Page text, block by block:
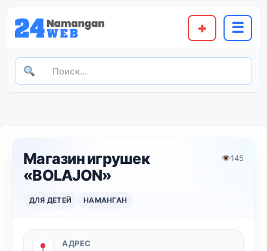
+ ☰
Магазин игрушек
«BOLAJON»
👁145
ДЛЯ ДЕТЕЙ НАМАНГАН
АДРЕС